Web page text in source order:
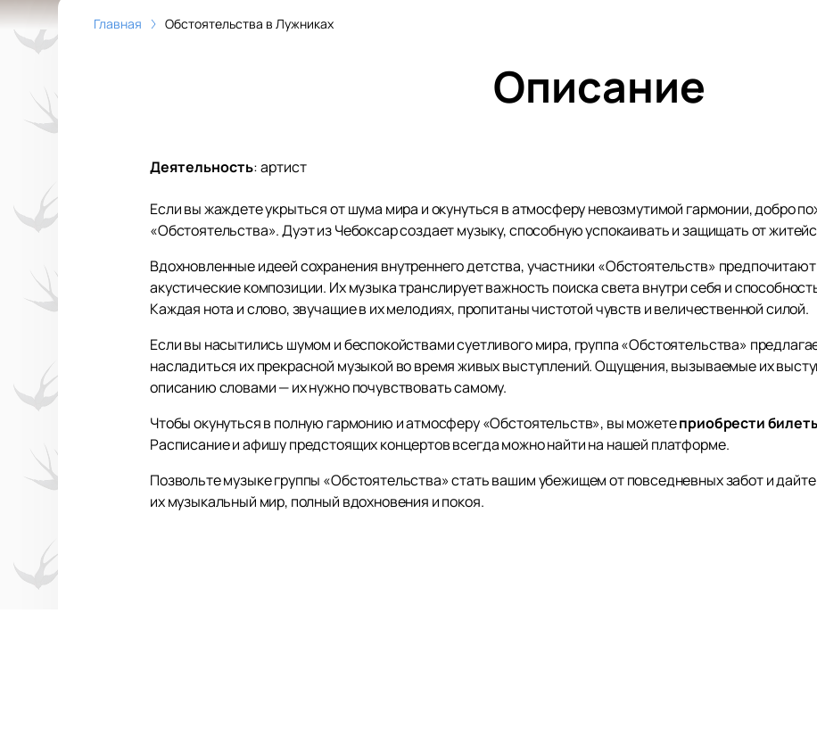
Главная Обстоятельства в Лужниках
Описание
Деятельность:артист
Если вы жаждете укрыться от шума мира и окунуться в атмосферу невозмутимой гармонии, добро
«Обстоятельства». Дуэт из Чебоксар создает музыку, способную успокаивать и защищать от
Вдохновленные идеей сохранения внутреннего детства, участники «Обстоятельств»
акустические композиции. Их музыка транслирует важность поиска света внутри себя и
Каждая нота и слово, звучащие в их мелодиях, пропитаны чистотой чувств и величественной силой.
Если вы насытились шумом и беспокойствами суетливого мира, группа «Обстоятельства»
насладиться их прекрасной музыкой во время живых выступлений. Ощущения, вызываемые их
описанию словами — их нужно почувствовать самому.
Чтобы окунуться в полную гармонию и атмосферу «Обстоятельств», вы можетеприобрести
Расписание и афишу предстоящих концертов всегда можно найти на нашей платформе.
Позвольте музыке группы «Обстоятельства» стать вашим убежищем от повседневных забот и
их музыкальный мир, полный вдохновения и покоя.